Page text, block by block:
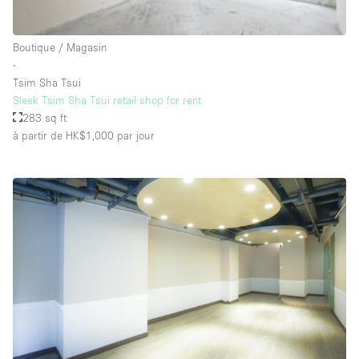
Salle de Bain
Smoking Area
Style Haussmannien
Style Industriel
Surface Habitable
Système de sécurité
Électricité
Boutique / Magasin
∙
Tsim Sha Tsui
Sleek Tsim Sha Tsui retail shop for rent
283 sq ft
à partir de HK$1,000 par jour